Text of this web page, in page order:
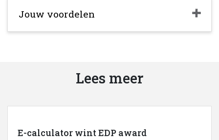
Jouw voordelen
Lees meer
E-calculator wint EDP award